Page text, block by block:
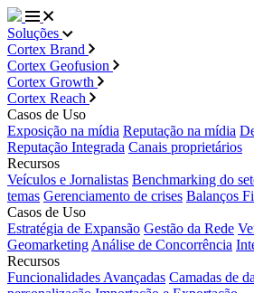
Soluções
Cortex Brand
Cortex Geofusion
Cortex Growth
Cortex Reach
Casos de Uso
Exposição na mídia Reputação na mídia
Reputação Integrada Canais proprietários
Recursos
Veículos e Jornalistas Benchmarking do
temas Gerenciamento de crises Balanços
Casos de Uso
Estratégia de Expansão Gestão da Rede
Geomarketing Análise de Concorrência
Recursos
Funcionalidades Avançadas Camadas de